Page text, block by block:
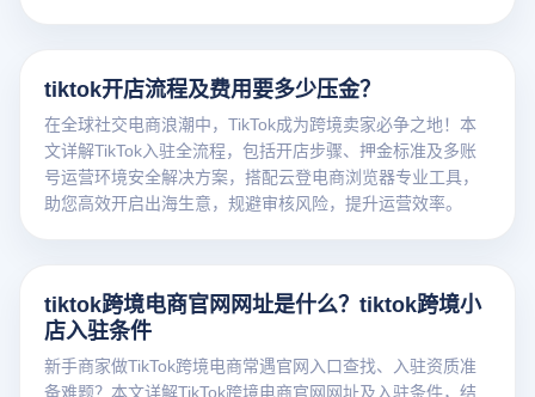
tiktok开店流程及费用要多少压金？
在全球社交电商浪潮中，TikTok成为跨境卖家必争之地！本
文详解TikTok入驻全流程，包括开店步骤、押金标准及多账
号运营环境安全解决方案，搭配云登电商浏览器专业工具，
助您高效开启出海生意，规避审核风险，提升运营效率。
tiktok跨境电商官网网址是什么？tiktok跨境小
店入驻条件
新手商家做TikTok跨境电商常遇官网入口查找、入驻资质准
备难题？本文详解TikTok跨境电商官网网址及入驻条件，结